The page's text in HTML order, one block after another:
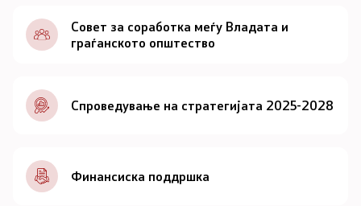
Документи
Совет
За советот
Документи
Совет за соработка меѓу Владата и
граѓанското општество
Спроведување на стратегијата 2025-2028
Финансиска поддршка